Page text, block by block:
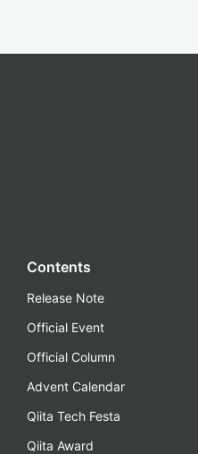
Contents
Release Note
Official Event
Official Column
Advent Calendar
Qiita Tech Festa
Qiita Award